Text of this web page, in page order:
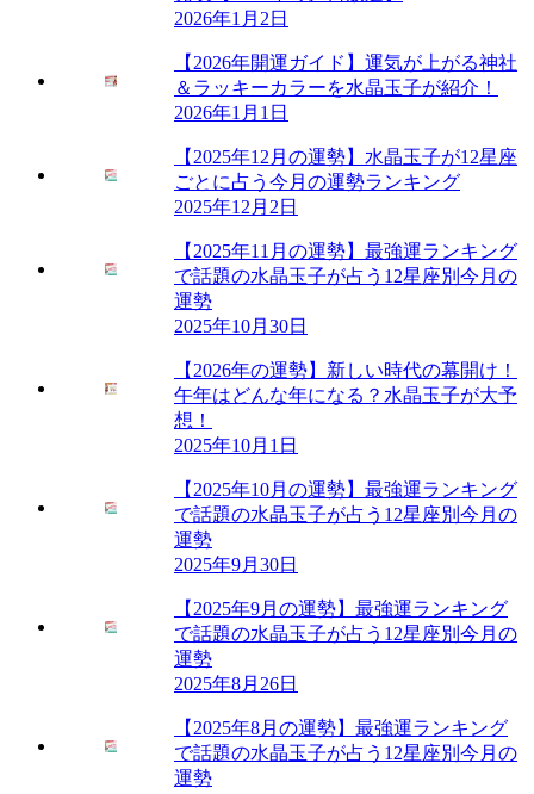
2026年1月2日
【2026年開運ガイド】運気が上がる神社
＆ラッキーカラーを水晶玉子が紹介！
2026年1月1日
【2025年12月の運勢】水晶玉子が12星座
ごとに占う今月の運勢ランキング
2025年12月2日
【2025年11月の運勢】最強運ランキング
で話題の水晶玉子が占う12星座別今月の
運勢
2025年10月30日
【2026年の運勢】新しい時代の幕開け！
午年はどんな年になる？水晶玉子が大予
想！
2025年10月1日
【2025年10月の運勢】最強運ランキング
で話題の水晶玉子が占う12星座別今月の
運勢
2025年9月30日
【2025年9月の運勢】最強運ランキング
で話題の水晶玉子が占う12星座別今月の
運勢
2025年8月26日
【2025年8月の運勢】最強運ランキング
で話題の水晶玉子が占う12星座別今月の
運勢